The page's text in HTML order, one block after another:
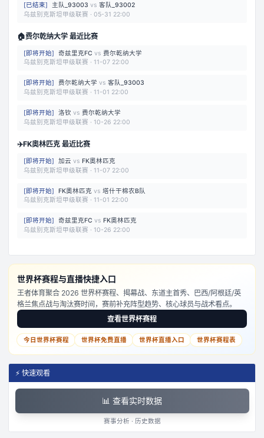
[已结束] 主队_93003 vs 客队_93002
乌兹别克斯坦甲级联赛 · 05-31 22:00
🏠费尔乾纳大学 最近比赛
[即将开始] 奇兹里克FC vs 费尔乾纳大学
乌兹别克斯坦甲级联赛 · 11-07 22:00
[即将开始] 费尔乾纳大学 vs 客队_93003
乌兹别克斯坦甲级联赛 · 11-01 22:00
[即将开始] 洛钦 vs 费尔乾纳大学
乌兹别克斯坦甲级联赛 · 10-26 22:00
✈️FK奧林匹克 最近比赛
[即将开始] 加云 vs FK奧林匹克
乌兹别克斯坦甲级联赛 · 11-07 22:00
[即将开始] FK奧林匹克 vs 塔什干棉农B队
乌兹别克斯坦甲级联赛 · 11-01 22:00
[即将开始] 奇兹里克FC vs FK奧林匹克
乌兹别克斯坦甲级联赛 · 10-26 22:00
世界杯赛程与直播快捷入口
王者体育聚合 2026 世界杯赛程、揭幕战、东道主首秀、巴西/阿根廷/英
格兰焦点战与淘汰赛时间，赛前补充阵型趋势、核心球员与战术看点。
查看世界杯赛程
今日世界杯赛程 世界杯免费直播 世界杯直播入口 世界杯赛程表
⚡ 快速观看
📊 查看实时数据
赛事分析 · 历史数据